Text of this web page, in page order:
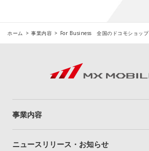
ホーム 事業内容 For Business 全国のドコモショップ
事業内容
事業内容トップ
ニュースリリース・お知らせ